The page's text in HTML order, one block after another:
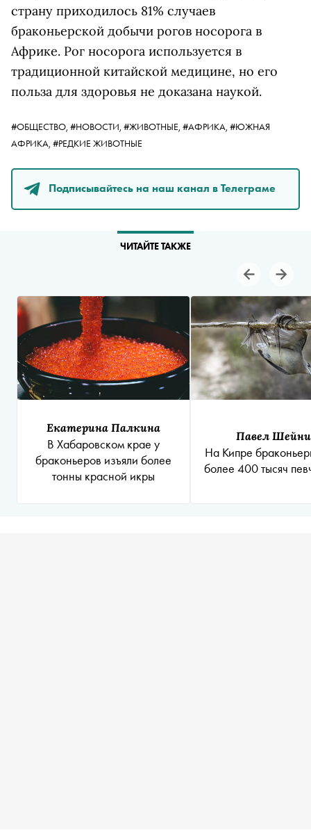
страну приходилось 81% случаев
браконьерской добычи рогов носорога в
Африке. Рог носорога используется в
традиционной китайской медицине, но его
польза для здоровья не доказана наукой.
#ОБЩЕСТВО, #НОВОСТИ, #ЖИВОТНЫЕ, #АФРИКА, #ЮЖНАЯ
АФРИКА, #РЕДКИЕ ЖИВОТНЫЕ
Подписывайтесь на наш канал в Телеграме
ЧИТАЙТЕ ТАКЖЕ
Екатерина Палкина
В Хабаровском крае у
браконьеров изъяли более
тонны красной икры
Павел
На Кипре
более 400 тысяч